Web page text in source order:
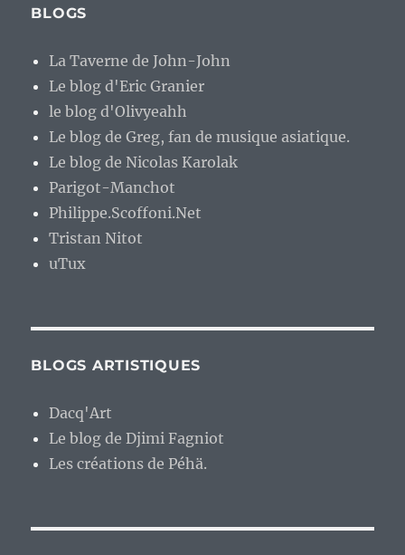
BLOGS
La Taverne de John-John
Le blog d'Eric Granier
le blog d'Olivyeahh
Le blog de Greg, fan de musique asiatique.
Le blog de Nicolas Karolak
Parigot-Manchot
Philippe.Scoffoni.Net
Tristan Nitot
uTux
BLOGS ARTISTIQUES
Dacq'Art
Le blog de Djimi Fagniot
Les créations de Péhä.